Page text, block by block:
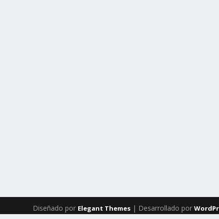
Diseñado por Elegant Themes | Desarrollado por